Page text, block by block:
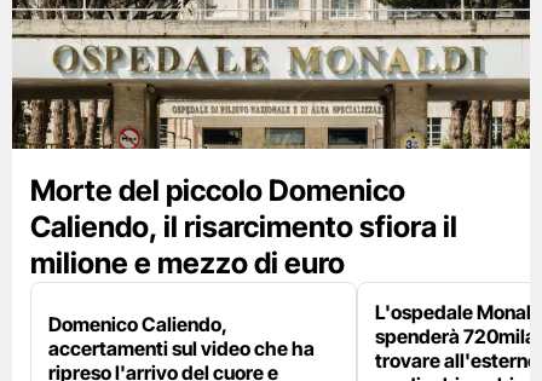
Morte del piccolo Domenico
Caliendo, il risarcimento sfiora il
milione e mezzo di euro
Domenico Caliendo,
accertamenti sul video che ha
ripreso l'arrivo del cuore e
L'ospedale
spenderà 720mila
trovare all'esterno